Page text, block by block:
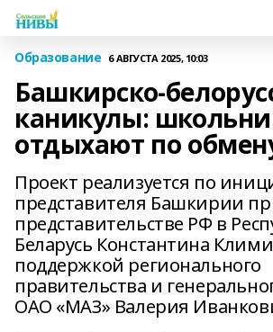
Образование 6 АВГУСТА 2025, 10:03
Башкирско-
каникулы:
отдыхают по
Проект реализуется по
представителя Башкирии
представительстве РФ в
Беларусь Константина
поддержкой регионального
правительства и
ОАО «МАЗ» Валерия